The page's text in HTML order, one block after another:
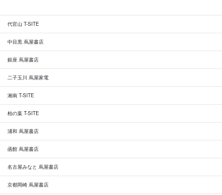
代官山 T-SITE
中目黒 蔦屋書店
銀座 蔦屋書店
二子玉川 蔦屋家電
湘南 T-SITE
柏の葉 T-SITE
浦和 蔦屋書店
函館 蔦屋書店
名古屋みなと 蔦屋書店
京都岡崎 蔦屋書店